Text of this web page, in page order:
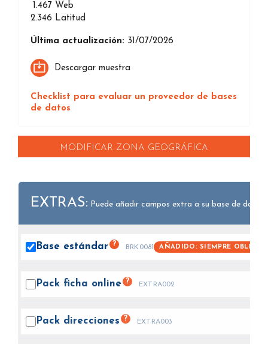
1.467 Web
2.346 Latitud
Última actualización: 31/07/2026
Descargar muestra
Checklist para evaluar un proveedor de bases
de datos
MODIFICAR ZONA GEOGRÁFICA
EXTRAS: Puede añadir campos extra a su base de datos.
Base estándar ? BRK0081 AÑADIDO: SIEMPRE
Pack ficha online ? EXTRA002
Pack direcciones ? EXTRA003